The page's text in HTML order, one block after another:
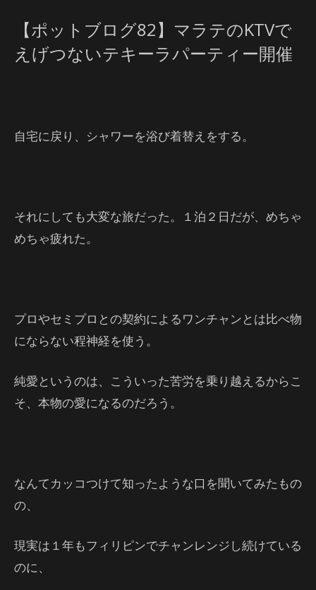
【ポットブログ82】マラテのKTVで
えげつないテキーラパーティー開催
自宅に戻り、シャワーを浴び着替えをする。
それにしても大変な旅だった。１泊２日だが、めちゃ
めちゃ疲れた。
プロやセミプロとの契約によるワンチャンとは比べ物
にならない程神経を使う。
純愛というのは、こういった苦労を乗り越えるからこ
そ、本物の愛になるのだろう。
なんてカッコつけて知ったような口を聞いてみたもの
の、
現実は１年もフィリピンでチャンレンジし続けている
のに、